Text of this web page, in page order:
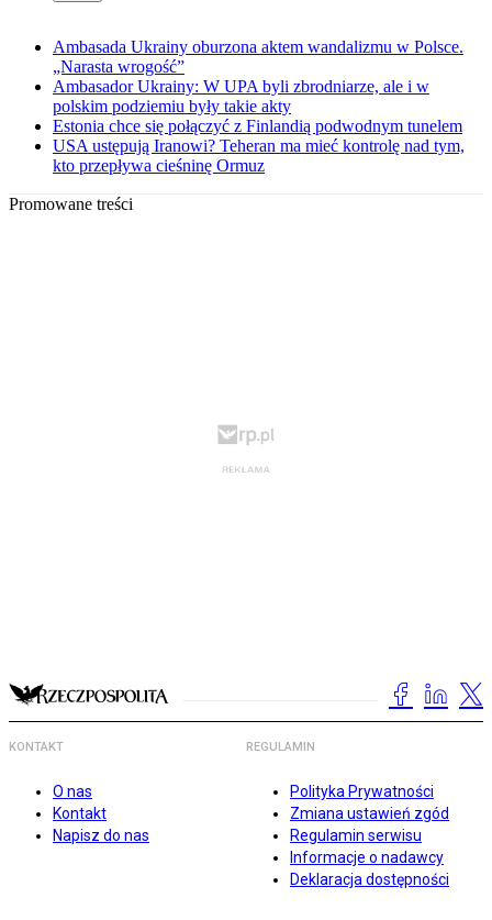
Ambasada Ukrainy oburzona aktem wandalizmu w Polsce.
„Narasta wrogość”
Ambasador Ukrainy: W UPA byli zbrodniarze, ale i w
polskim podziemiu były takie akty
Estonia chce się połączyć z Finlandią podwodnym tunelem
USA ustępują Iranowi? Teheran ma mieć kontrolę nad tym,
kto przepływa cieśninę Ormuz
Promowane treści
KONTAKT
O nas
Kontakt
Napisz do nas
REGULAMIN
Polityka Prywatności
Zmiana ustawień zgód
Regulamin serwisu
Informacje o nadawcy
Deklaracja dostępności